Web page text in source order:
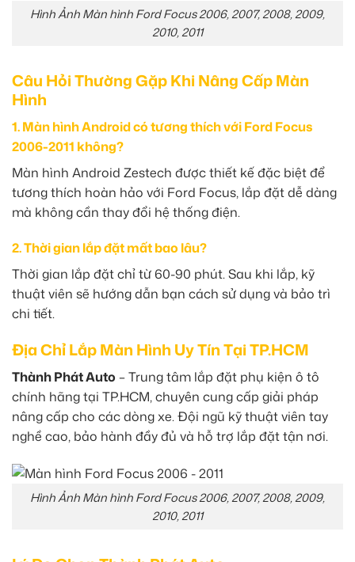
Hình Ảnh Màn hình Ford Focus 2006, 2007, 2008, 2009,
2010, 2011
Câu Hỏi Thường Gặp Khi Nâng Cấp Màn
Hình
1. Màn hình Android có tương thích với Ford Focus
2006-2011 không?
Màn hình Android Zestech được thiết kế đặc biệt để
tương thích hoàn hảo với Ford Focus, lắp đặt dễ dàng
mà không cần thay đổi hệ thống điện.
2. Thời gian lắp đặt mất bao lâu?
Thời gian lắp đặt chỉ từ 60-90 phút. Sau khi lắp, kỹ
thuật viên sẽ hướng dẫn bạn cách sử dụng và bảo trì
chi tiết.
Địa Chỉ Lắp Màn Hình Uy Tín Tại TP.HCM
Thành Phát Auto – Trung tâm lắp đặt phụ kiện ô tô
chính hãng tại TP.HCM, chuyên cung cấp giải pháp
nâng cấp cho các dòng xe. Đội ngũ kỹ thuật viên tay
nghề cao, bảo hành đầy đủ và hỗ trợ lắp đặt tận nơi.
Hình Ảnh Màn hình Ford Focus 2006, 2007, 2008, 2009,
2010, 2011